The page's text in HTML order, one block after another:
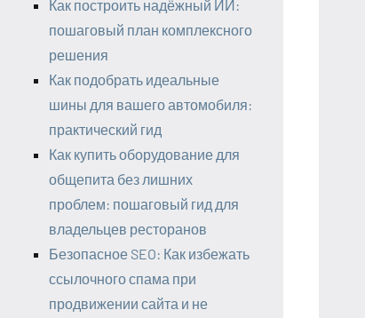
Как построить надёжный ИИ:
пошаговый план комплексного
решения
Как подобрать идеальные
шины для вашего автомобиля:
практический гид
Как купить оборудование для
общепита без лишних
проблем: пошаговый гид для
владельцев ресторанов
Безопасное SEO: Как избежать
ссылочного спама при
продвижении сайта и не